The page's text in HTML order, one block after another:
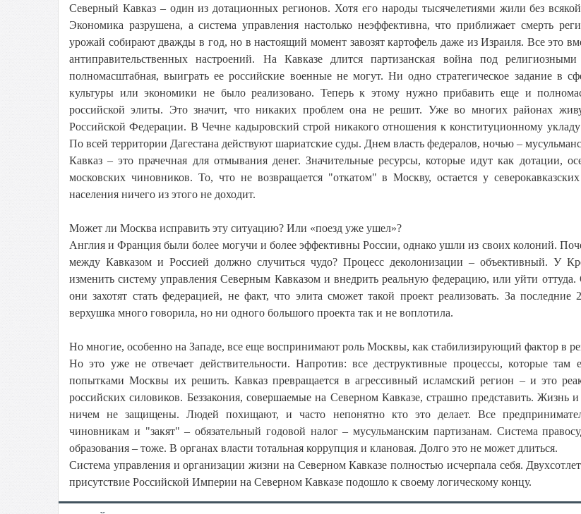
Северный Кавказ – один из дотационных регионов. Хотя его народы тысячелетиями жили без
Экономика разрушена, а система управления настолько неэффективна, что приближает смерть
урожай собирают дважды в год, но в настоящий момент завозят картофель даже из Израиля. Все это
антиправительственных настроений. На Кавказе длится партизанская война под
полномасштабная, выиграть ее российские военные не могут. Ни одно стратегическое задание в
культуры или экономики не было реализовано. Теперь к этому нужно прибавить еще и
российской элиты. Это значит, что никаких проблем она не решит. Уже во многих районах
Российской Федерации. В Чечне кадыровский строй никакого отношения к конституционному
По всей территории Дагестана действуют шариатские суды. Днем власть федералов, ночью –
Кавказ – это прачечная для отмывания денег. Значительные ресурсы, которые идут как дотации,
московских чиновников. То, что не возвращается "откатом" в Москву, остается у
населения ничего из этого не доходит.
Может ли Москва исправить эту ситуацию? Или «поезд уже ушел»?
Англия и Франция были более могучи и более эффективны России, однако ушли из своих колоний.
между Кавказом и Россией должно случиться чудо? Процесс деколонизации – объективный. У
изменить систему управления Северным Кавказом и внедрить реальную федерацию, или уйти оттуда.
они захотят стать федерацией, не факт, что элита сможет такой проект реализовать. За последние
верхушка много говорила, но ни одного большого проекта так и не воплотила.
Но многие, особенно на Западе, все еще воспринимают роль Москвы, как стабилизирующий фактор в
Но это уже не отвечает действительности. Напротив: все деструктивные процессы, которые там
попытками Москвы их решить. Кавказ превращается в агрессивный исламский регион – и это
российских силовиков. Беззакония, совершаемые на Северном Кавказе, страшно представить. Жизнь и
ничем не защищены. Людей похищают, и часто непонятно кто это делает. Все
чиновникам и "закят" – обязательный годовой налог – мусульманским партизанам. Система
образования – тоже. В органах власти тотальная коррупция и клановая. Долго это не может длиться.
Система управления и организации жизни на Северном Кавказе полностью исчерпала себя.
присутствие Российской Империи на Северном Кавказе подошло к своему логическому концу.